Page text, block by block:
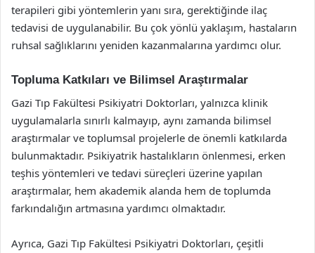
terapileri gibi yöntemlerin yanı sıra, gerektiğinde ilaç
tedavisi de uygulanabilir. Bu çok yönlü yaklaşım, hastaların
ruhsal sağlıklarını yeniden kazanmalarına yardımcı olur.
Topluma Katkıları ve Bilimsel Araştırmalar
Gazi Tıp Fakültesi Psikiyatri Doktorları, yalnızca klinik
uygulamalarla sınırlı kalmayıp, aynı zamanda bilimsel
araştırmalar ve toplumsal projelerle de önemli katkılarda
bulunmaktadır. Psikiyatrik hastalıkların önlenmesi, erken
teşhis yöntemleri ve tedavi süreçleri üzerine yapılan
araştırmalar, hem akademik alanda hem de toplumda
farkındalığın artmasına yardımcı olmaktadır.
Ayrıca, Gazi Tıp Fakültesi Psikiyatri Doktorları, çeşitli